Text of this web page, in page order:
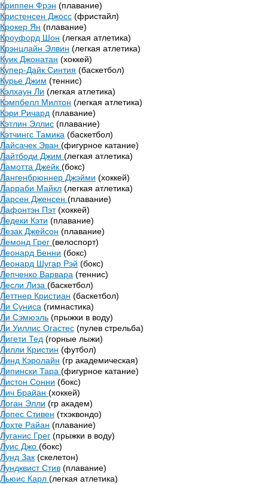
Криппен Фрэн (плавание)
Кристенсен Джосс (фристайл)
Крокер Ян (плавание)
Кроуфорд Шон (легкая атлетика)
Крэнцлайн Элвин (легкая атлетика)
Куик Джонатан (хоккей)
Купер-Дайк Синтия (баскетбол)
Курье Джим (теннис)
Кэлхаун Ли (легкая атлетика)
Кэмпбелл Милтон (легкая атлетика)
Кэри Ричард (плавание)
Кэтлин Эллис (плавание)
Кэтчингс Тамика (баскетбол)
Лайсачек Эван (фигурное катание)
Лайтбоди Джим (легкая атлетика)
Ламотта Джейк (бокс)
Лангенбрюннер Джэйми (хоккей)
Ларраби Майкл (легкая атлетика)
Ларсен Дженсен (плавание)
Лафонтэн Пэт(хоккей)
Ледеки Кэти (плавание)
Лезак Джейсон (плавание)
Лемонд Грег (велоспорт)
Леонард Бенни (бокс)
Леонард Шугар Рэй (бокс)
Лепченко Варвара (теннис)
Лесли Лиза (баскетбол)
Леттнер Кристиан (баскетбол)
Ли Суниса (гимнастика)
Ли Сэмюэль (прыжки в воду)
Ли Уиллис Огастес (пулев стрельба)
Лигети Тед (горные лыжи)
Лилли Кристин (футбол)
Линд Кэролайн (гр академическая)
Липински Тара (фигурное катание)
Листон Сонни (бокс)
Лич Брайан (хоккей)
Логан Элли (гр академ)
Лопес Стивен (тхэквондо)
Лохте Райан (плавание)
Луганис Грег (прыжки в воду)
Луис Джо (бокс)
Лунд Зак (скелетон)
Лундквист Стив (плавание)
Льюис Карл (легкая атлетика)